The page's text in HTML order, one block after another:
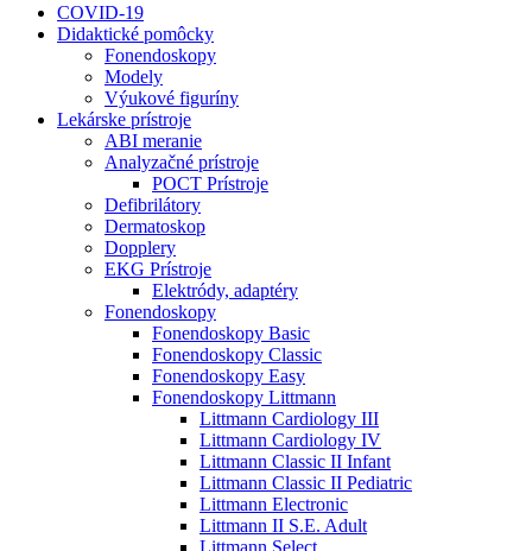
COVID-19
Didaktické pomôcky
Fonendoskopy
Modely
Výukové figuríny
Lekárske prístroje
ABI meranie
Analyzačné prístroje
POCT Prístroje
Defibrilátory
Dermatoskop
Dopplery
EKG Prístroje
Elektródy, adaptéry
Fonendoskopy
Fonendoskopy Basic
Fonendoskopy Classic
Fonendoskopy Easy
Fonendoskopy Littmann
Littmann Cardiology III
Littmann Cardiology IV
Littmann Classic II Infant
Littmann Classic II Pediatric
Littmann Electronic
Littmann II S.E. Adult
Littmann Select